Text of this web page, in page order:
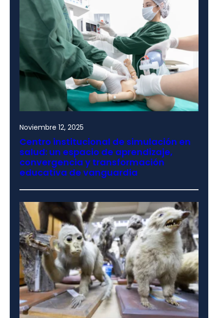
Noviembre 12, 2025
Centro institucional de simulación en
salud: un espacio de aprendizaje,
convergencia y transformación
educativa de vanguardia